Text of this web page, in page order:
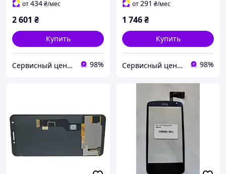
от434₴/мес
2 601 ₴
Купить
Сервисный центр Экран 98%
от291 ₴/мес
1 746₴
Купить
Сервисный центр Экран 98%